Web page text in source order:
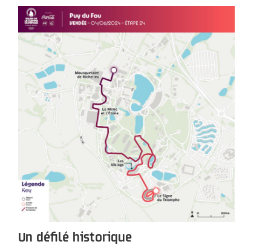
Un défilé historique